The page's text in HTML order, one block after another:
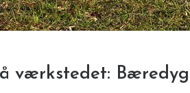
værkstedet: